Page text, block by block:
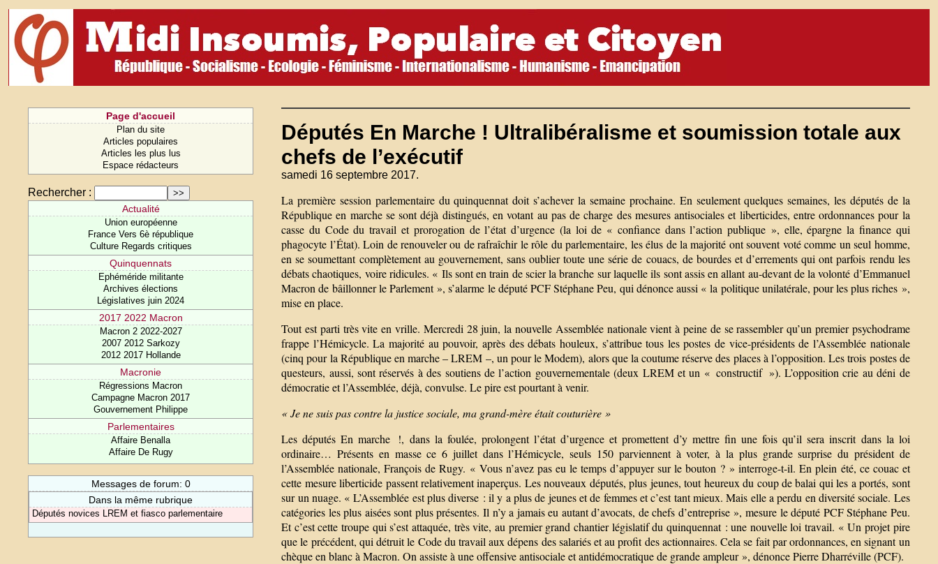
Page d'accueil
Plan du site
Articles populaires
Articles les plus lus
Espace rédacteurs
Rechercher :
Actualité
Union européenne
France Vers 6è république
Culture Regards critiques
Quinquennats
Ephéméride militante
Archives élections
Législatives juin 2024
2017 2022 Macron
Macron 2 2022-2027
2007 2012 Sarkozy
2012 2017 Hollande
Macronie
Régressions Macron
Campagne Macron 2017
Gouvernement Philippe
Parlementaires
Affaire Benalla
Affaire De Rugy
Messages de forum: 0
Dans la même rubrique
Députés novices LREM et fiasco parlementaire
Députés En Marche ! Ultralibéralisme et soumission totale aux
chefs de l’exécutif
samedi 16 septembre 2017.
La première session parlementaire du quinquennat doit s’achever la semaine prochaine. En seulement quelques semaines, les députés de la
République en marche se sont déjà distingués, en votant au pas de charge des mesures antisociales et liberticides, entre ordonnances pour la
casse du Code du travail et prorogation de l’état d’urgence (la loi de « confiance dans l’action publique », elle, épargne la finance qui
phagocyte l’État). Loin de renouveler ou de rafraîchir le rôle du parlementaire, les élus de la majorité ont souvent voté comme un seul homme,
en se soumettant complètement au gouvernement, sans oublier toute une série de couacs, de bourdes et d’errements qui ont parfois rendu les
débats chaotiques, voire ridicules. « Ils sont en train de scier la branche sur laquelle ils sont assis en allant au-devant de la volonté d’Emmanuel
Macron de bâillonner le Parlement », s’alarme le député PCF Stéphane Peu, qui dénonce aussi « la politique unilatérale, pour les plus riches »,
mise en place.
Tout est parti très vite en vrille. Mercredi 28 juin, la nouvelle Assemblée nationale vient à peine de se rassembler qu’un premier psychodrame
frappe l’Hémicycle. La majorité au pouvoir, après des débats houleux, s’attribue tous les postes de vice-présidents de l’Assemblée nationale
(cinq pour la République en marche – LREM –, un pour le Modem), alors que la coutume réserve des places à l’opposition. Les trois postes de
questeurs, aussi, sont réservés à des soutiens de l’action gouvernementale (deux LREM et un « constructif »). L’opposition crie au déni de
démocratie et l’Assemblée, déjà, convulse. Le pire est pourtant à venir.
« Je ne suis pas contre la justice sociale, ma grand-mère était couturière »
Les députés En marche !, dans la foulée, prolongent l’état d’urgence et promettent d’y mettre fin une fois qu’il sera inscrit dans la loi
ordinaire… Présents en masse ce 6 juillet dans l’Hémicycle, seuls 150 parviennent à voter, à la plus grande surprise du président de
l’Assemblée nationale, François de Rugy. « Vous n’avez pas eu le temps d’appuyer sur le bouton ? » interroge-t-il. En plein été, ce couac et
cette mesure liberticide passent relativement inaperçus. Les nouveaux députés, plus jeunes, tout heureux du coup de balai qui les a portés, sont
sur un nuage. « L’Assemblée est plus diverse : il y a plus de jeunes et de femmes et c’est tant mieux. Mais elle a perdu en diversité sociale. Les
catégories les plus aisées sont plus présentes. Il n’y a jamais eu autant d’avocats, de chefs d’entreprise », mesure le député PCF Stéphane Peu.
Et c’est cette troupe qui s’est attaquée, très vite, au premier grand chantier législatif du quinquennat : une nouvelle loi travail. « Un projet pire
que le précédent, qui détruit le Code du travail aux dépens des salariés et au profit des actionnaires. Cela se fait par ordonnances, en signant un
chèque en blanc à Macron. On assiste à une offensive antisociale et antidémocratique de grande ampleur », dénonce Pierre Dharréville (PCF).